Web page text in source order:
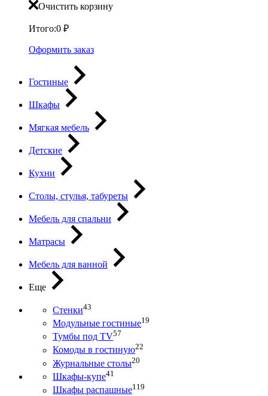
Очистить корзину
Итого:0 ₽
Оформить заказ
Гостиные
Шкафы
Мягкая мебель
Детские
Кухни
Столы, стулья, табуреты
Мебель для спальни
Матрасы
Мебель для ванной
Еще
Стенки43
Модульные гостиные19
Тумбы под ТV57
Комоды в гостиную22
Журнальные столы20
Шкафы-купе41
Шкафы распашные119